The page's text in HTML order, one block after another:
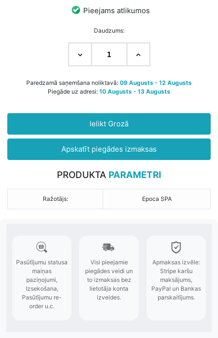
Pieejams atlikumos
Daudzums:
Paredzamā saņemšana noliktavā: 09 Augusts - 12 Augusts
Piegāde uz adresi: 10 Augusts - 13 Augusts
Ielikt Grozā
Apskatīt piegādes izmaksas
PRODUKTA PARAMETRI
Ražotājs: Epoca SPA